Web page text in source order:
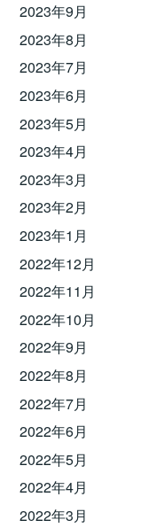
2023年9月
2023年8月
2023年7月
2023年6月
2023年5月
2023年4月
2023年3月
2023年2月
2023年1月
2022年12月
2022年11月
2022年10月
2022年9月
2022年8月
2022年7月
2022年6月
2022年5月
2022年4月
2022年3月